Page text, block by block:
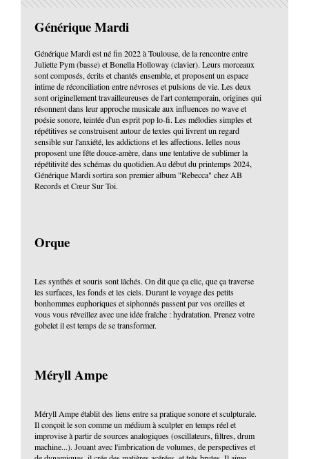
Générique Mardi
Générique Mardi est né fin 2022 à Toulouse, de la rencontre entre
Juliette Pym (basse) et Bonella Holloway (clavier). Leurs morceaux
sont composés, écrits et chantés ensemble, et proposent un espace
intime de réconciliation entre névroses et pulsions de vie. Les deux
sont originellement travailleureuses de l'art contemporain, origines qui
résonnent dans leur approche musicale aux influences no wave et
poésie sonore, teintée d'un esprit pop lo-fi. Les mélodies simples et
répétitives se construisent autour de textes qui livrent un regard
sensible sur l'anxiété, les addictions et les affections. Ielles nous
proposent une fête douce-amère, dans une tentative de sublimer la
répétitivité des schémas du quotidien.Au début du printemps 2024,
Générique Mardi sortira son premier album "Rebecca" chez AB
Records et Cœur Sur Toi.
Orque
Les synthés et souris sont lâchés. On dit que ça clic, que ça traverse
les surfaces, les fonds et les ciels. Durant le voyage des petits
bonhommes euphoriques et siphonnés passent par vos oreilles et
vous vous réveillez avec une idée fraîche : hydratation. Prenez votre
gobelet il est temps de se transformer.
Méryll Ampe
Méryll Ampe établit des liens entre sa pratique sonore et sculpturale.
Il conçoit le son comme un médium à sculpter en temps réel et
improvise à partir de sources analogiques (oscillateurs, filtres, drum
machine...). Jouant avec l'imbrication de volumes, de perspectives et